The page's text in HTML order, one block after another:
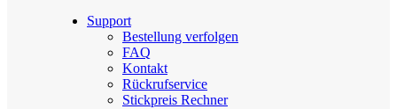
Support
Bestellung verfolgen
FAQ
Kontakt
Rückrufservice
Stickpreis Rechner